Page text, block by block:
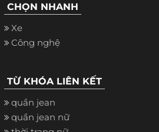
CHỌN NHANH
Xe
Công nghệ
TỪ KHÓA LIÊN KẾT
quần jean
quần jean nữ